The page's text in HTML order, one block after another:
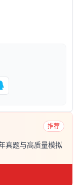
推荐
真题与高质量模拟